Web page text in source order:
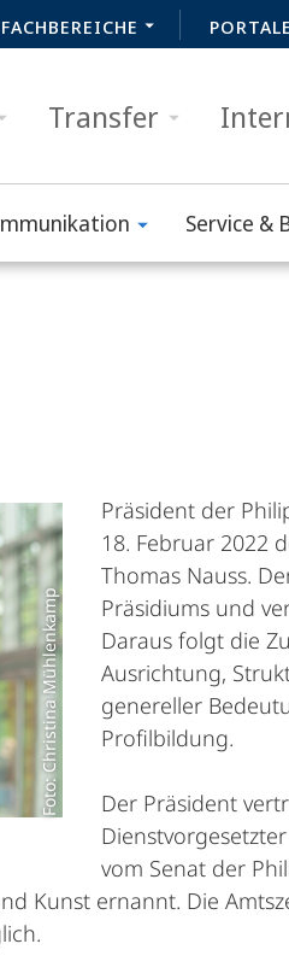
FACHBEREICHE PORTALE
Transfer
Service &
Foto: Christina Mühlenkamp
Präsident der
18. Februar 2022
Thomas Nauss.
Präsidiums und
Daraus folgt die
Ausrichtung,
genereller
Profilbildung.
Der Präsident
vom Senat der
Kunst ernannt. Die